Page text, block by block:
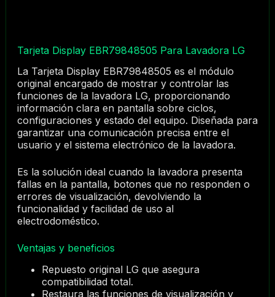
Tarjeta Display EBR79848505 Para Lavadora LG
La Tarjeta Display EBR79848505 es el módulo
original encargado de mostrar y controlar las
funciones de la lavadora LG, proporcionando
información clara en pantalla sobre ciclos,
configuraciones y estado del equipo. Diseñada para
garantizar una comunicación precisa entre el
usuario y el sistema electrónico de la lavadora.
Es la solución ideal cuando la lavadora presenta
fallas en la pantalla, botones que no responden o
errores de visualización, devolviendo la
funcionalidad y facilidad de uso al
electrodoméstico.
Ventajas y beneficios
Repuesto original LG que asegura
compatibilidad total.
Restaura las funciones de visualización y